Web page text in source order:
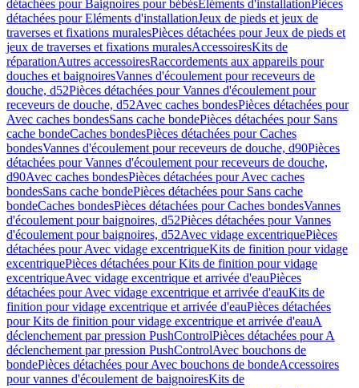
détachées pour Baignoires pour bébésEléments d'installationPièces
détachées pour Eléments d'installationJeux de pieds et jeux de
traverses et fixations muralesPièces détachées pour Jeux de pieds et
jeux de traverses et fixations muralesAccessoiresKits de
réparationAutres accessoiresRaccordements aux appareils pour
douches et baignoiresVannes d'écoulement pour receveurs de
douche, d52Pièces détachées pour Vannes d'écoulement pour
receveurs de douche, d52Avec caches bondesPièces détachées pour
Avec caches bondesSans cache bondePièces détachées pour Sans
cache bondeCaches bondesPièces détachées pour Caches
bondesVannes d'écoulement pour receveurs de douche, d90Pièces
détachées pour Vannes d'écoulement pour receveurs de douche,
d90Avec caches bondesPièces détachées pour Avec caches
bondesSans cache bondePièces détachées pour Sans cache
bondeCaches bondesPièces détachées pour Caches bondesVannes
d'écoulement pour baignoires, d52Pièces détachées pour Vannes
d'écoulement pour baignoires, d52Avec vidage excentriquePièces
détachées pour Avec vidage excentriqueKits de finition pour vidage
excentriquePièces détachées pour Kits de finition pour vidage
excentriqueAvec vidage excentrique et arrivée d'eauPièces
détachées pour Avec vidage excentrique et arrivée d'eauKits de
finition pour vidage excentrique et arrivée d'eauPièces détachées
pour Kits de finition pour vidage excentrique et arrivée d'eauA
déclenchement par pression PushControlPièces détachées pour A
déclenchement par pression PushControlAvec bouchons de
bondePièces détachées pour Avec bouchons de bondeAccessoires
pour vannes d'écoulement de baignoiresKits de